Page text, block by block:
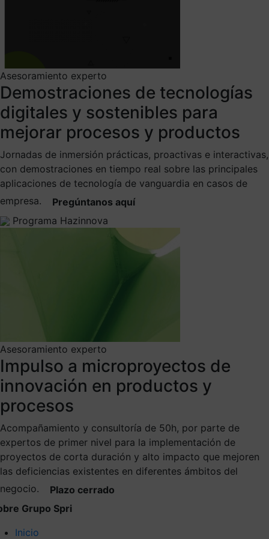
Asesoramiento experto
Demostraciones de tecnologías
digitales y sostenibles para
mejorar procesos y productos
Jornadas de inmersión prácticas, proactivas e interactivas,
con demostraciones en tiempo real sobre las principales
aplicaciones de tecnología de vanguardia en casos de
empresa.
Pregúntanos aquí
Programa Hazinnova
Asesoramiento experto
Impulso a microproyectos de
innovación en productos y
procesos
Acompañamiento y consultoría de 50h, por parte de
expertos de primer nivel para la implementación de
proyectos de corta duración y alto impacto que mejoren
las deficiencias existentes en diferentes ámbitos del
negocio.
Plazo cerrado
Grupo Spri
Inicio